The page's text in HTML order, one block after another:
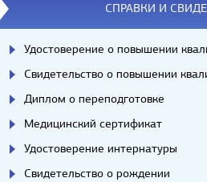
СПРАВКИ И
Удостоверение о повышении
Свидетельство о повышении
Диплом о переподготовке
Медицинский сертификат
Удостоверение интернатуры
Свидетельство о рождении